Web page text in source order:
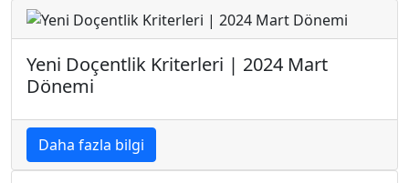
Yeni Doçentlik Kriterleri | 2024 Mart
Dönemi
Daha fazla bilgi